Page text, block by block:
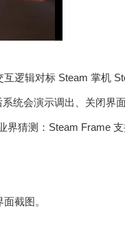
逻辑对标 Steam 掌机
统会演示调出、关闭界
界猜测：Steam Frame
截图。